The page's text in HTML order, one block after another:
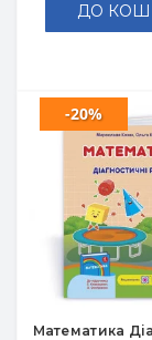
ДО
Математика
-20%